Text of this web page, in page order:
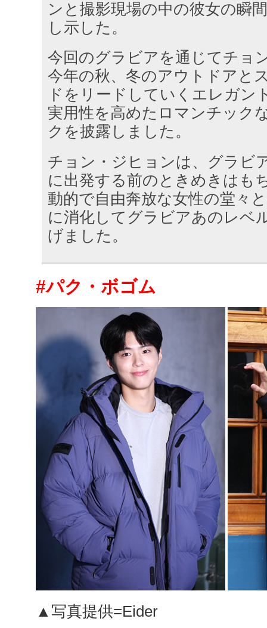
ンと撮影現場の中の彼女の瞬
し示した。
今回のグラビアを通じてチョ
今年の秋、冬のアウトドアと
ドをリードしていくエレガン
実用性を高めたロマンチック
クを披露しました。
チョン・ジヒョンは、グラビ
に出発する前のときめきはも
動的で自由奔放な女性の堂々
に消化してグラビアあのレベ
げました。
#パク・ボゴム
▲写真提供=Eider